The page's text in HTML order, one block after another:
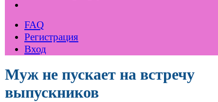
FAQ
Регистрация
Вход
Муж не пускает на встречу
выпускников